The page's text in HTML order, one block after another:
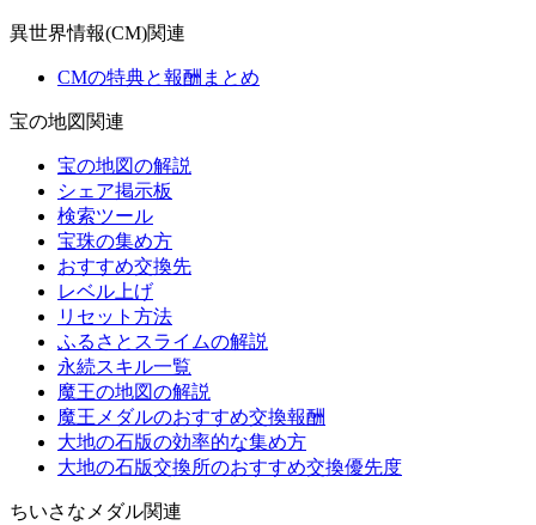
異世界情報(CM)関連
CMの特典と報酬まとめ
宝の地図関連
宝の地図の解説
シェア掲示板
検索ツール
宝珠の集め方
おすすめ交換先
レベル上げ
リセット方法
ふるさとスライムの解説
永続スキル一覧
魔王の地図の解説
魔王メダルのおすすめ交換報酬
大地の石版の効率的な集め方
大地の石版交換所のおすすめ交換優先度
ちいさなメダル関連